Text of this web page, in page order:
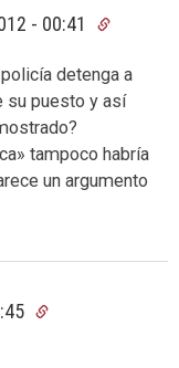
- 00:41
detenga a
su puesto y así
tampoco habría
un argumento